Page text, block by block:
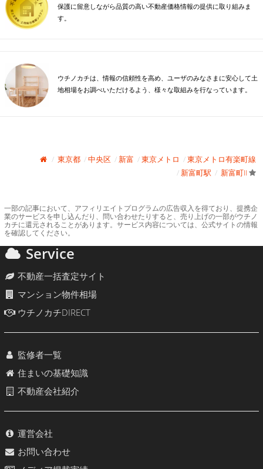
保護に留意しながら品質の高い不動産価格情報の提供に取り組みま
す。
ウチノカチは、情報の信頼性を高め、ユーザのみなさまに安心して土
地相場をお調べいただけるよう、様々な取組みを行なっています。
東京都 中央区 新富 東京メトロ
東京メトロ有楽町線
新富町駅
新富町II
一部の記事において、アフィリエイトプログラムの広告収入を得ており、提携企
業のサービスを申し込んだり、問い合わせたりすると、売り上げの一部がウチノ
カチに還元されることがあります。サービス内容については、公式サイトの情報
を確認してください。
Service
不動産一括査定サイト
マンション物件相場
ウチノカチDIRECT
監修者一覧
住まいの基礎知識
不動産会社紹介
運営会社
お問い合わせ